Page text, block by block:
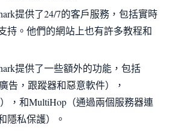
提供了24/7的客戶服務，包括實時
持。他們的網站上也有許多教程和
提供了一些額外的功能，包括
告，跟蹤器和惡意軟件），
，和MultiHop（通過兩個服務器連
隱私保護）。